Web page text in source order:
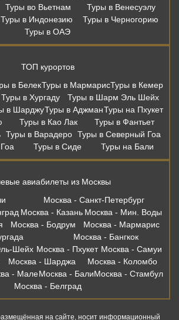
Туры во Вьетнам
Туры в Венесуэлу
Туры в Индонезию
Туры в Черногорию
Туры в ОАЭ
ТОП курортов
в БелекТуры в МармарисТуры в Кемер
Туры в Хургаду
Туры в Шарм Эль Шейх
в ШарджуТуры в АджманТуры на Пхукет
Туры в Као Лак
Туры в Фантьет
Туры в Варадеро Туры в Северный Гоа
Туры в Сиде Туры на Бали
авиабилеты из Москвы
Москва - Санкт-Петербург
Москва - Казань Москва - Мин. Воды
Москва - Бодрум
Москва - Мармарис
Москва - Бангкок
Шейх Москва - Пхукет Москва - Самуи
Москва - Шарджа
Москва - Коломбо
- МалеМосква - БалиМосква - Стамбул
Москва - Белград
на сайте, носит информационный